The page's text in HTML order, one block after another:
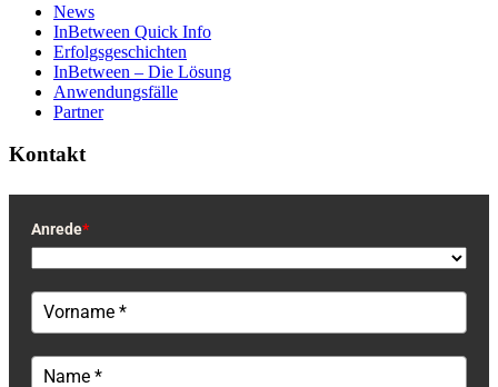
News
InBetween Quick Info
Erfolgsgeschichten
InBetween – Die Lösung
Anwendungsfälle
Partner
Kontakt
Anrede*